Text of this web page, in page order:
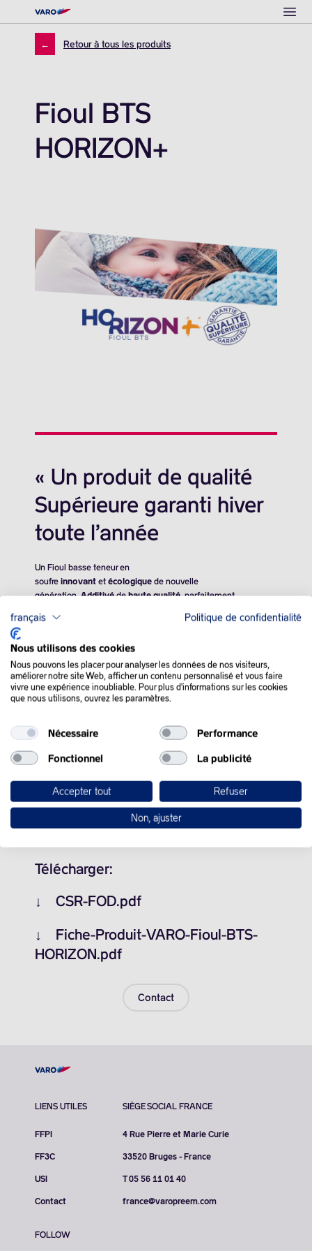
← Retour à tous les produits
Fioul BTS
HORIZON+
« Un produit de qualité
Supérieure garanti hiver
toute l’année
Un Fioul basse teneur en
soufre innovant et écologique de nouvelle
génération.Additivédehaute qualité, parfaitement
l’environnement.
– Grand froid toute l’année
– Qualité Supérieure
– Protection des chaudières
Température Limite
– 24°*
Télécharger:
↓
CSR-FOD.pdf
↓
Fiche-Produit-VARO-Fioul-BTS-
HORIZON.pdf
Contact
LIENS UTILES
FFPI
FF3C
USI
Contact
SIÈGE SOCIAL FRANCE
4 Rue Pierre et Marie Curie
33520 Bruges - France
T 05 56 11 01 40
france@varopreem.com
FOLLOW
français Politique de confidentialité
Nous utilisons des cookies
Nous pouvons les placer pour analyser les données de nos visiteurs,
améliorer notre site Web, afficher un contenu personnalisé et vous faire
vivre une expérience inoubliable. Pour plus d'informations sur les cookies
que nous utilisons, ouvrez les paramètres.
Nécessaire Performance
Fonctionnel La publicité
Accepter tout Refuser
Non, ajuster